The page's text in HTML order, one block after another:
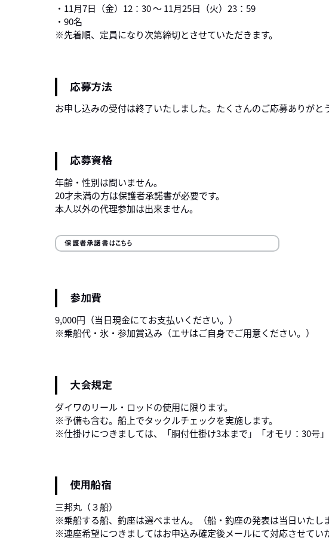
・11月7日（金）12：30 ～ 11月25日（火）23：59
・90名
※先着順、定員になり次第締切とさせていただきます。
応募方法
お申し込みの受付は終了いたしました。たくさんのご応募ありがと
応募資格
年齢・性別は問いません。
20才未満の方は保護者承諾書が必要です。
本人以外の代理参加は出来ません。
保護者承諾書はこちら
参加費
9,000円（当日現金にてお支払いください。）
※乗船代・氷・参加賞込み（エサはご自身でご用意ください。）
大会規定
ダイワのリール・ロッドの使用に限ります。
※予備も含む。船上でタックルチェックを実施します。
※仕掛けにつきましては、「胴付仕掛け3本まで」「オモリ：30号
使用船宿
三邦丸（３船）
※乗船する船、釣座は選べません。（船・釣座の発表は当日いたしま
※連座希望につきましてはお申込み確定後メールにて対応させてい